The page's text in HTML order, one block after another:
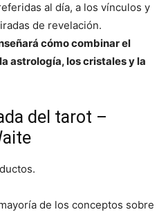
al día, a los vínculos y
de revelación.
cómo combinar el
astrología, los cristales y la
del tarot –
de los conceptos sobre